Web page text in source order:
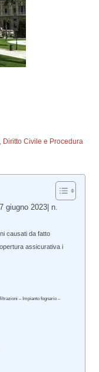
, Diritto Civile e Procedura
giugno 2023| n.
causati da fatto
assicurativa i
– Impianto fognario –